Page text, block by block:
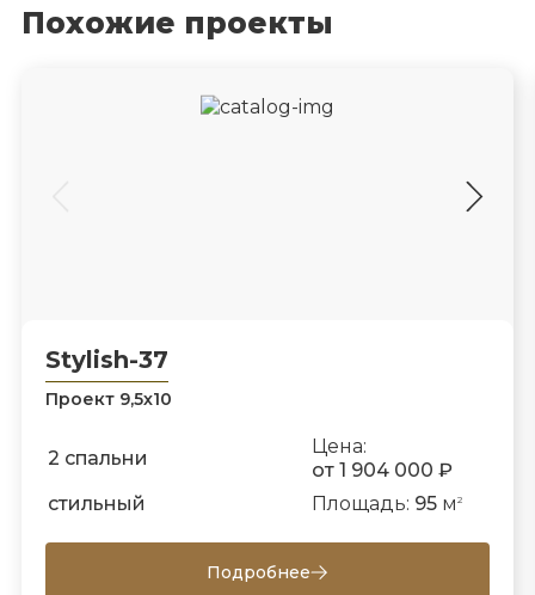
Похожие проекты
Stylish-37
Проект 9,5х10
2 спальни
Цена:
от 1 904 000 ₽
стильный
Площадь: 95м 2
Подробнее